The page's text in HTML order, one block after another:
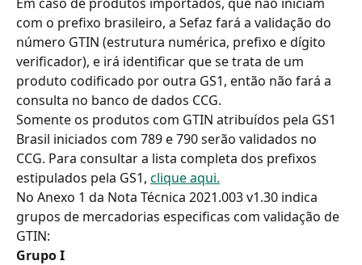
com o prefixo brasileiro, a Sefaz fará a validação do
número GTIN (estrutura numérica, prefixo e dígito
verificador), e irá identificar que se trata de um
produto codificado por outra GS1, então não fará a
consulta no banco de dados CCG.
Somente os produtos com GTIN atribuídos pela GS1
Brasil iniciados com 789 e 790 serão validados no
CCG. Para consultar a lista completa dos prefixos
estipulados pela GS1, clique aqui.
No Anexo 1 da Nota Técnica 2021.003 v1.30 indica
grupos de mercadorias especificas com validação de
GTIN:
Grupo I